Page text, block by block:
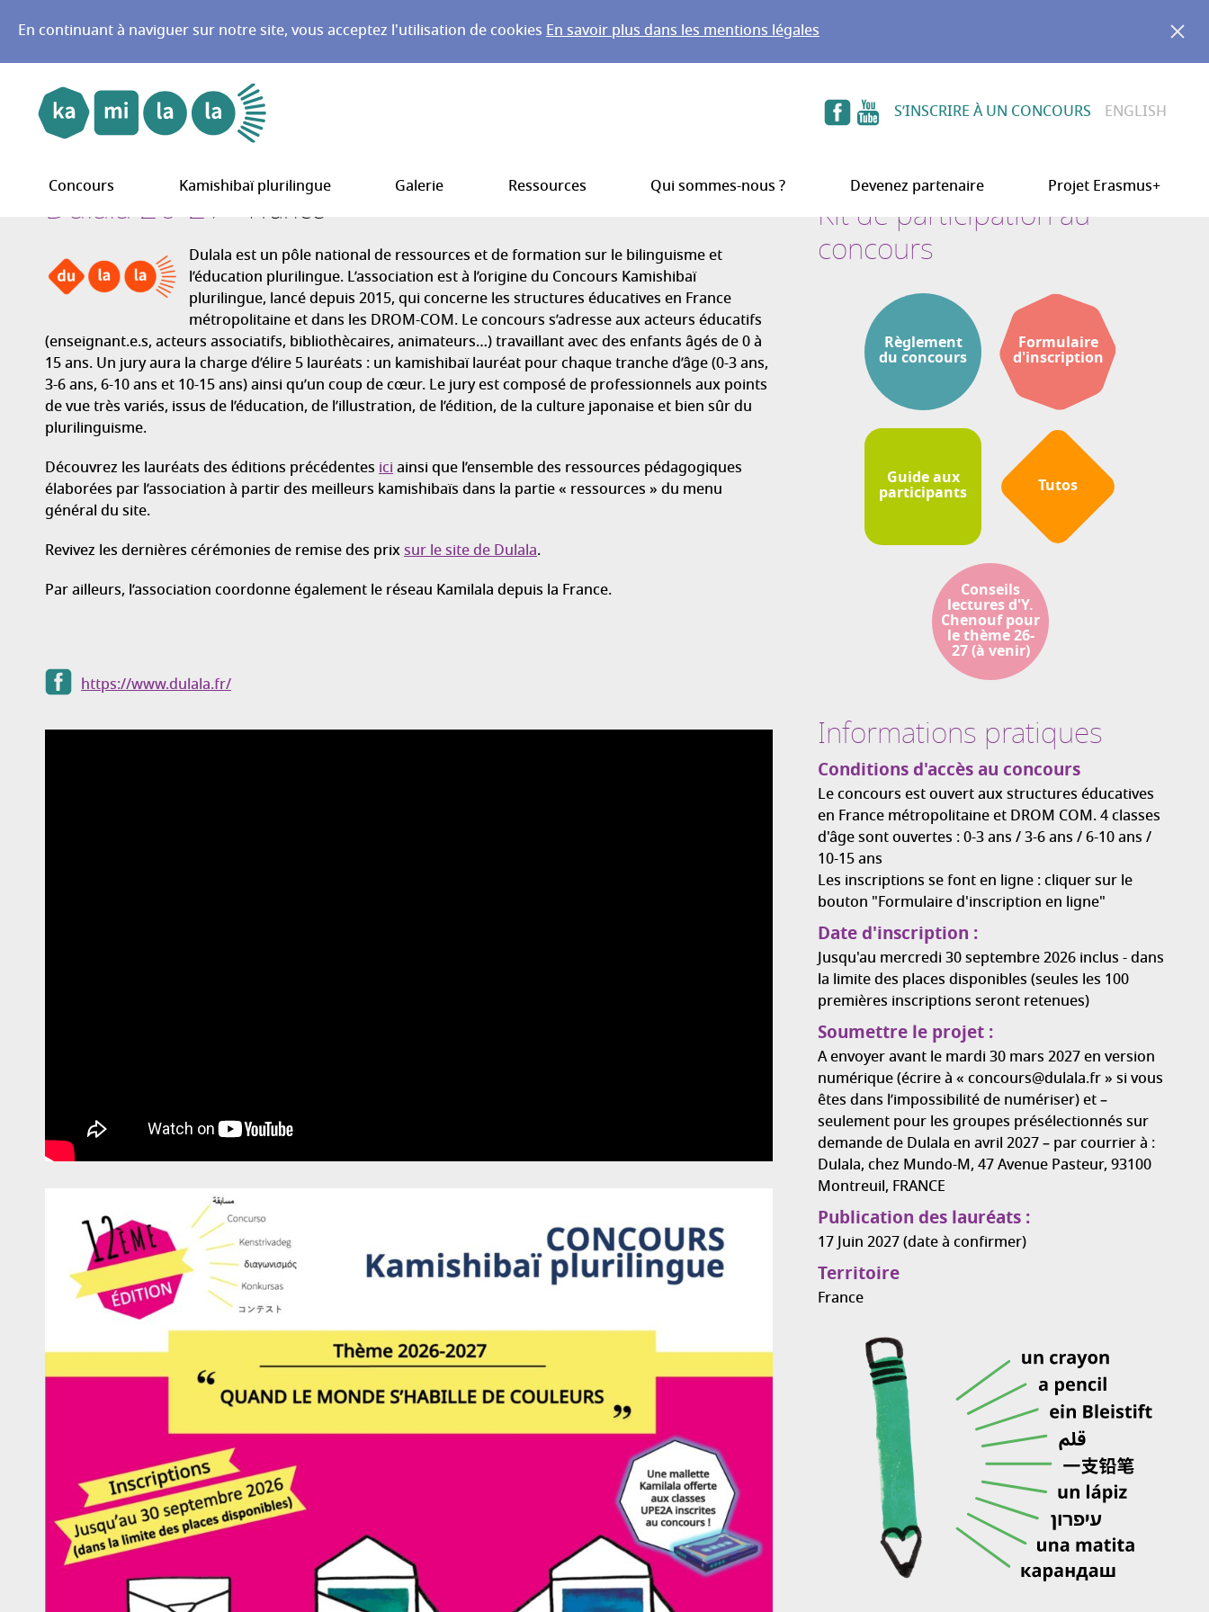
En continuant à naviguer sur notre site, vous acceptez l'utilisation de cookiesEn savoir plus dans les mentions légales
Aller au menu principal
Aller au contenu
S’INSCRIRE À UN CONCOURS
ENGLISH
Concours Kamishibaï plurilingue Galerie Ressources Qui sommes-nous ? Devenez partenaire Projet Erasmus+
Dulala 26-27 France
Dulala est un pôle national de ressources et de formation sur le bilinguisme et
l’éducation plurilingue. L’association est à l’origine du Concours Kamishibaï
plurilingue, lancé depuis 2015, qui concerne les structures éducatives en France
métropolitaine et dans les DROM-COM. Le concours s’adresse aux acteurs éducatifs
(enseignant.e.s, acteurs associatifs, bibliothècaires, animateurs…) travaillant avec des enfants âgés de 0 à
15 ans. Un jury aura la charge d’élire 5 lauréats : un kamishibaï lauréat pour chaque tranche d’âge (0-3 ans,
3-6 ans, 6-10 ans et 10-15 ans) ainsi qu’un coup de cœur. Le jury est composé de professionnels aux points
de vue très variés, issus de l’éducation, de l’illustration, de l’édition, de la culture japonaise et bien sûr du
plurilinguisme.
Découvrez les lauréats des éditions précédentesiciainsi que l’ensemble des ressources pédagogiques
élaborées par l’association à partir des meilleurs kamishibaïs dans la partie « ressources » du menu
général du site.
Revivez les dernières cérémonies de remise des prixsur le site de Dulala.
Par ailleurs, l’association coordonne également le réseau Kamilala depuis la France.
https://www.dulala.fr/
Kit de participation au
concours
Règlement
du concours
Formulaire
d'inscription
Guide aux
participants Tutos
Conseils
lectures d'Y.
Chenouf pour
le thème 26-
27 (à venir)
Informations pratiques
Conditions d'accès au concours
Le concours est ouvert aux structures éducatives
en France métropolitaine et DROM COM. 4 classes
d'âge sont ouvertes : 0-3 ans / 3-6 ans / 6-10 ans /
10-15 ans
Les inscriptions se font en ligne : cliquer sur le
bouton "Formulaire d'inscription en ligne"
Date d'inscription :
Jusqu'au mercredi 30 septembre 2026 inclus - dans
la limite des places disponibles (seules les 100
premières inscriptions seront retenues)
Soumettre le projet :
A envoyer avant le mardi 30 mars 2027 en version
numérique (écrire à « concours@dulala.fr » si vous
êtes dans l’impossibilité de numériser) et –
seulement pour les groupes présélectionnés sur
demande de Dulala en avril 2027 – par courrier à :
Dulala, chez Mundo-M, 47 Avenue Pasteur, 93100
Montreuil, FRANCE
Publication des lauréats :
17 Juin 2027 (date à confirmer)
Territoire
France